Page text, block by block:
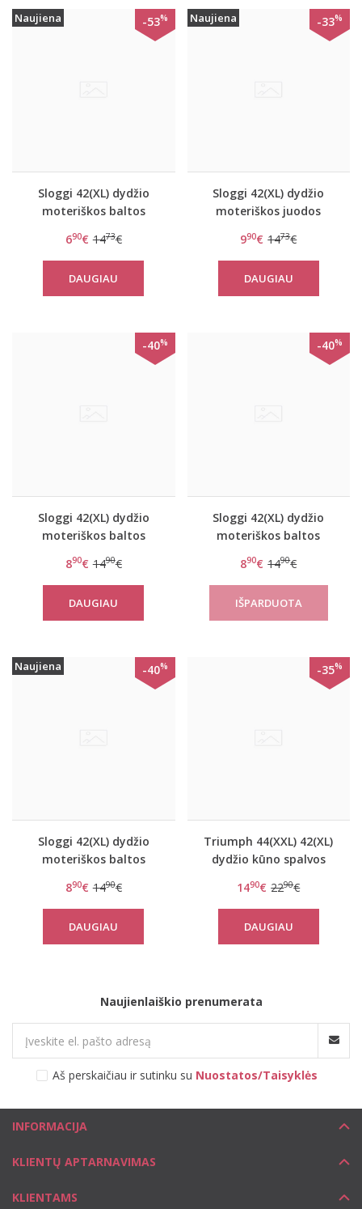
Naujiena -53%
Sloggi 42(XL) dydžio
moteriškos baltos
Pure Maxi C3P
690€ 1473€
DAUGIAU
Naujiena -33%
Sloggi 42(XL) dydžio
moteriškos juodos
Pure Maxi C3P
990€ 1473€
DAUGIAU
-40%
Sloggi 42(XL) dydžio
moteriškos baltos
Tai C3P
890€ 1490€
DAUGIAU
-40%
Sloggi 42(XL) dydžio
moteriškos baltos
Cotton H Midi C2P
890€ 1490€
Naujiena -40%
Sloggi 42(XL) dydžio
moteriškos baltos
Cotton Maxi
890€ 1490€
DAUGIAU
-35%
Triumph 44(XXL) 42(XL)
dydžio kūno spalvos
Amazing Sensation
Skirt
1490€ 2290€
DAUGIAU
Naujienlaiškio prenumerata
Aš perskaičiau ir sutinku su Nuostatos/Taisyklės
INFORMACIJA
KLIENTŲ APTARNAVIMAS
KLIENTAMS